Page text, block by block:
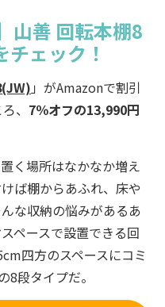
山善 回転本棚8
ェック！
」がAmazonで割引
、 7％オフの13,990円
く場所はなかなか増え
ば棚からあふれ、床や
な収納の悩みがあるあ
ペースで設置できる回
四方のスペースにコミ
8段タイプだ。